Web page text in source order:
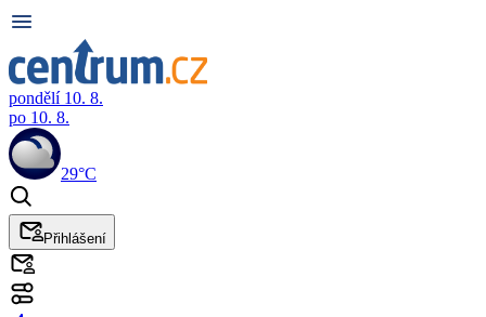
pondělí 10. 8.
po 10. 8.
29°C
Přihlášení